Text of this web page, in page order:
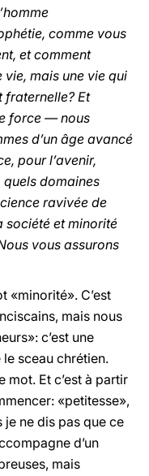
comme vous
et comment
mais une vie qui
fraternelle? Et
force — nous
d’un âge avancé
pour l’avenir,
quels domaines
ravivée de
et minorité
vous assurons
«minorité». C’est
mais nous
c’est une
sceau chrétien.
mot. Et c’est à partir
«petitesse»,
ne dis pas que ce
d’un
mais